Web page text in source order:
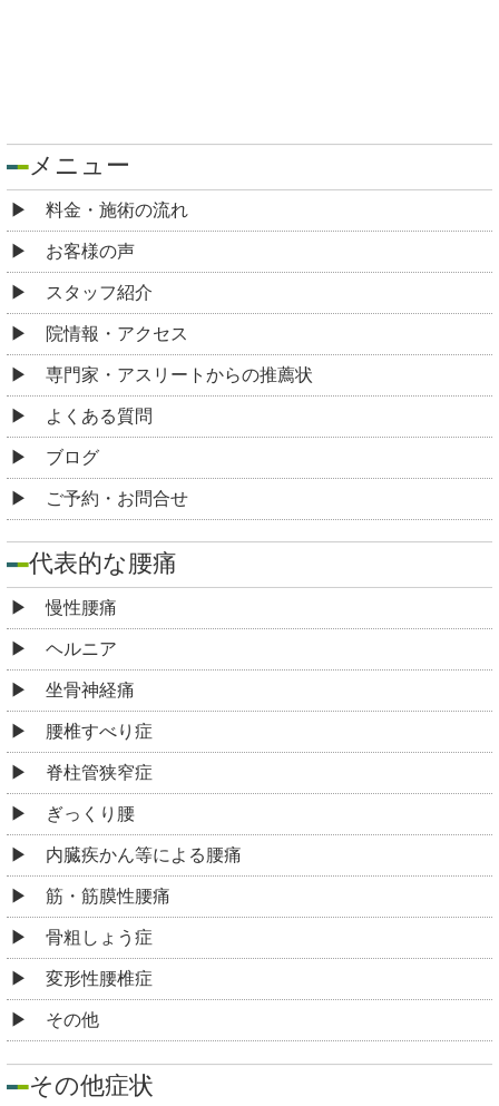
メニュー
料金・施術の流れ
お客様の声
スタッフ紹介
院情報・アクセス
専門家・アスリートからの推薦状
よくある質問
ブログ
ご予約・お問合せ
代表的な腰痛
慢性腰痛
ヘルニア
坐骨神経痛
腰椎すべり症
脊柱管狭窄症
ぎっくり腰
内臓疾かん等による腰痛
筋・筋膜性腰痛
骨粗しょう症
変形性腰椎症
その他
その他症状